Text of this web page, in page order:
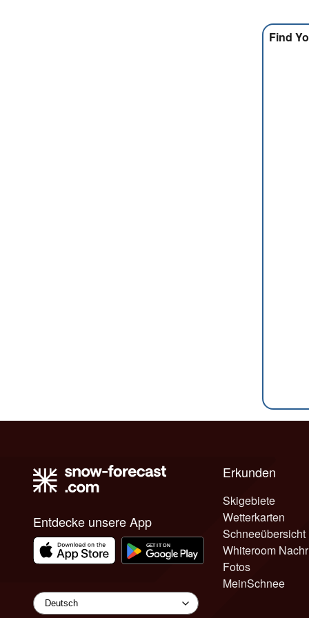
Find
Entdecke unsere App
Erkunden
Skigebiete
Wetterkarten
Schneeübersicht
Whiteroom
Fotos
MeinSchnee